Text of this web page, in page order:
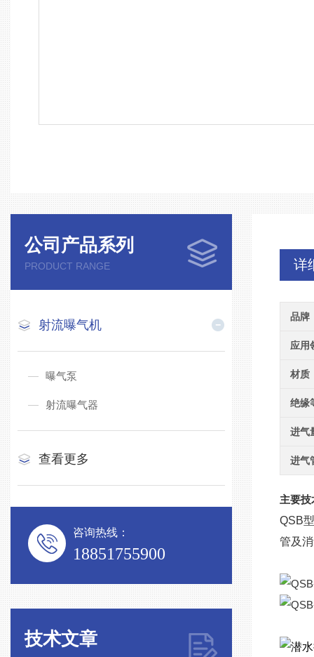
公司产品系列
PRODUCT RANGE
射流曝气机
曝气泵
射流曝气器
查看更多
咨询热线：
18851755900
技术文章
详
品牌
应用
材质
绝缘
进气
进气
主要
QSB
管及